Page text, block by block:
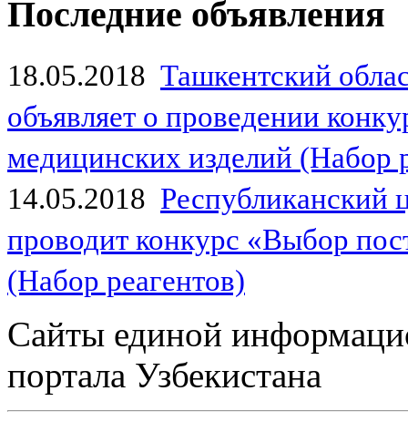
Последние объявления
18.05.2018 Ташкентский
объявляет о проведении
медицинских изделий (Набор
14.05.2018
проводит конкурс «Выбор
(Набор реагентов)
Сайты единой
портала Узбекистана